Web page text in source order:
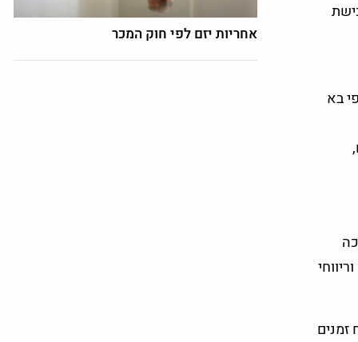
בא
זמנים
אחריות יזם לפי חוק המכר